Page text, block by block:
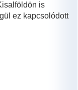
is
ez kapcsolódott